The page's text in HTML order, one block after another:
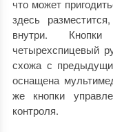
что может
здесь
внутри.
четырехспицевый
схожа с
оснащена
же кнопки
контроля.